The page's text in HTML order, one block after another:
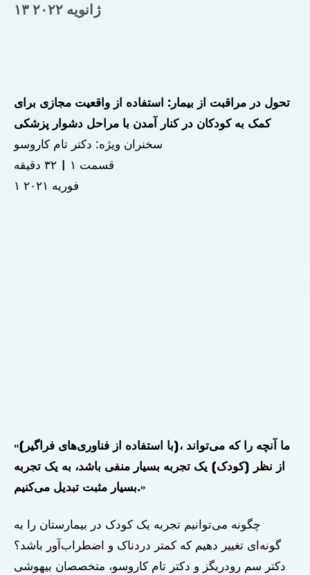
۱۳ ژانویه ۲۰۲۲
تحول در مراقبت از بیمار: استفاده از واقعیت مجازی برای
کمک به کودکان در کنار آمدن با مراحل دشوار پزشکی
سخنران ویژه: دکتر تام کاروسو
قسمت ۱ | ۳۲ دقیقه
۱ فوریه ۲۰۲۱
«[با استفاده از فناوری‌های فراگیر]، ما آنچه را که می‌تواند
از نظر [کودک] یک تجربه بسیار منفی باشد، به یک تجربه
بسیار مثبت تبدیل می‌کنیم.»
چگونه می‌توانیم تجربه یک کودک در بیمارستان را به
گونه‌ای تغییر دهیم که کمتر دردناک و اضطراب‌آور باشد؟
دکتر سم رودریگز و دکتر تام کاروسو، متخصصان بیهوشی